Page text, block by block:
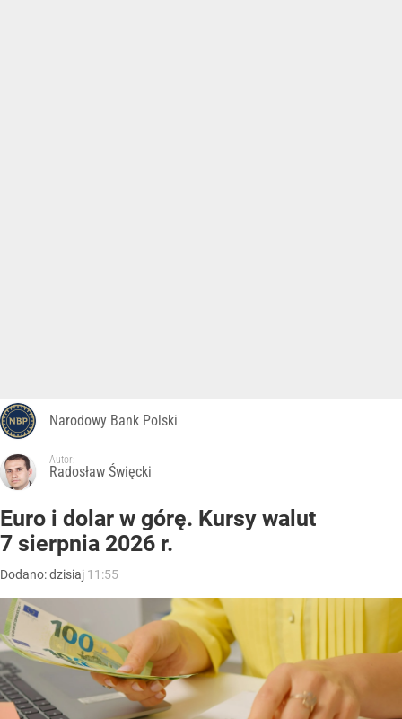
Narodowy Bank Polski
Autor:
Radosław Święcki
Euro i dolar w górę. Kursy walut
7 sierpnia 2026 r.
Dodano:dzisiaj 11:55